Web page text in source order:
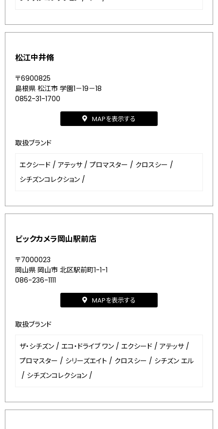
松江中井脩
〒6900825
島根県 松江市 学園1－19－18
0852-31-1700
MAPを表示する
取扱ブランド
エクシード / アテッサ / プロマスター / クロスシー /
シチズンコレクション /
ビックカメラ岡山駅前店
〒7000023
岡山県 岡山市 北区駅前町1-1-1
086-236-1111
MAPを表示する
取扱ブランド
ザ・シチズン / エコ・ドライブ ワン / エクシード / アテッサ /
プロマスター / シリーズエイト / クロスシー / シチズン エル
/ シチズンコレクション /